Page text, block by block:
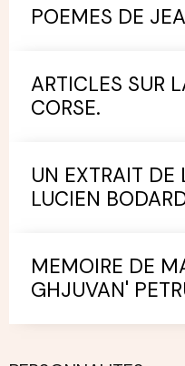
POEMES DE
ARTICLES SUR
CORSE.
UN EXTRAIT DE
LUCIEN
MEMOIRE DE
GHJUVAN'